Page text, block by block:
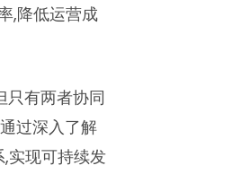
,降低运营成
只有两者协同
过深入了解
,实现可持续发